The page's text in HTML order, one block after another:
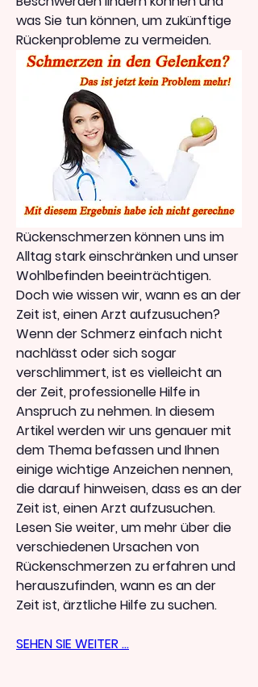
was Sie tun können, um zukünftige
Rückenprobleme zu vermeiden.
Rückenschmerzen können uns im
Alltag stark einschränken und unser
Wohlbefinden beeinträchtigen.
Doch wie wissen wir, wann es an der
Zeit ist, einen Arzt aufzusuchen?
Wenn der Schmerz einfach nicht
nachlässt oder sich sogar
verschlimmert, ist es vielleicht an
der Zeit, professionelle Hilfe in
Anspruch zu nehmen. In diesem
Artikel werden wir uns genauer mit
dem Thema befassen und Ihnen
einige wichtige Anzeichen nennen,
die darauf hinweisen, dass es an der
Zeit ist, einen Arzt aufzusuchen.
Lesen Sie weiter, um mehr über die
verschiedenen Ursachen von
Rückenschmerzen zu erfahren und
herauszufinden, wann es an der
Zeit ist, ärztliche Hilfe zu suchen.
SEHEN SIE WEITER ...